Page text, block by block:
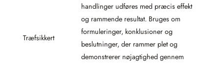
Træfsikkert
handlinger udføres med præcis effekt
og rammende resultat. Bruges om
formuleringer, konklusioner og
beslutninger, der rammer plet og
demonstrerer nøjagtighed gennem